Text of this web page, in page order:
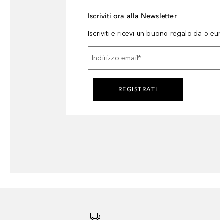
Iscriviti ora alla Newsletter
Iscriviti e ricevi un buono regalo da 5
Indirizzo email *
REGISTRATI